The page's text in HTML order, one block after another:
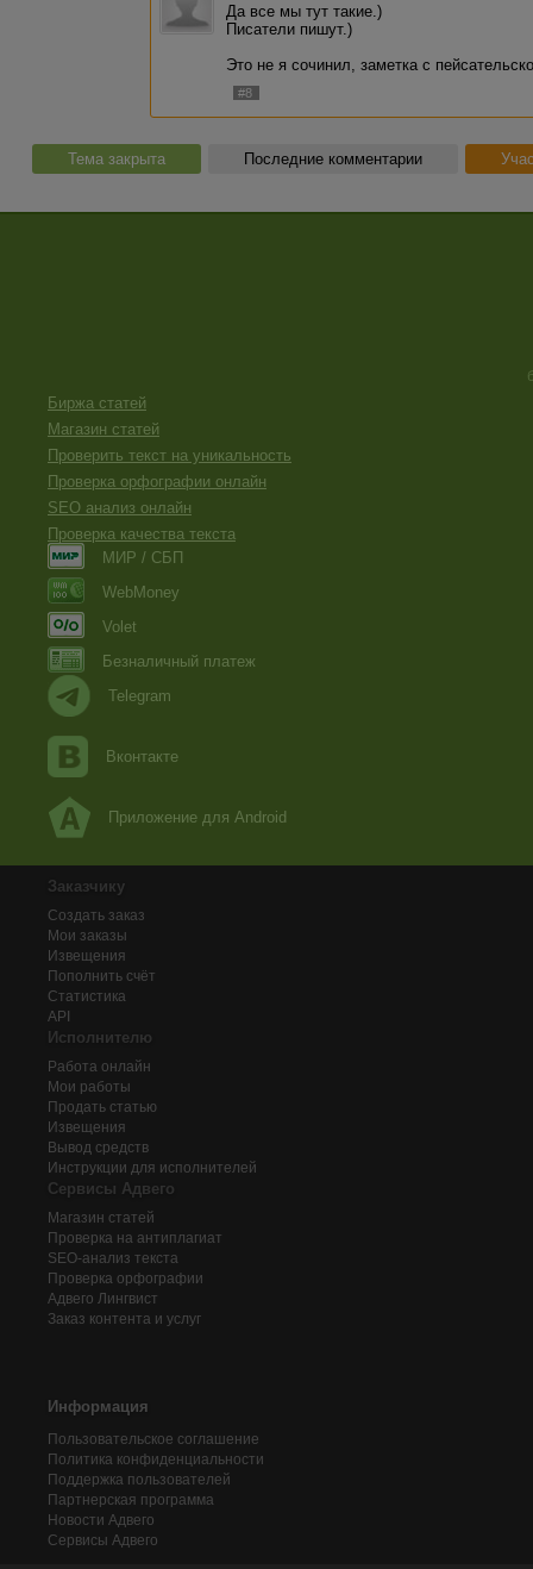
Да все мы тут такие.)
Писатели пишут.)
Это не я сочинил, заметка с
#8
Тема закрыта Последние комментарии
Биржа статей
Магазин статей
Проверить текст на уникальность
Проверка орфографии онлайн
SEO анализ онлайн
Проверка качества текста
МИР / СБП
WebMoney
Volet
Безналичный платеж
Telegram
Вконтакте
Приложение для Android
Заказчику
Создать заказ
Мои заказы
Извещения
Пополнить счёт
Статистика
API
Исполнителю
Работа онлайн
Мои работы
Продать статью
Извещения
Вывод средств
Инструкции для исполнителей
Сервисы Адвего
Магазин статей
Проверка на антиплагиат
SEO-анализ текста
Проверка орфографии
Адвего Лингвист
Заказ контента и услуг
Информация
Пользовательское соглашение
Политика конфиденциальности
Поддержка пользователей
Партнерская программа
Новости Адвего
Сервисы Адвего